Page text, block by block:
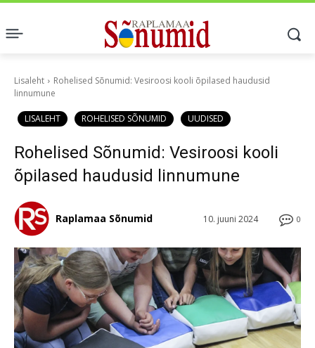
Lisaleht
Rohelised Sõnumid: Vesiroosi kooli õpilased haudusid
linnumune
LISALEHT ROHELISED SÕNUMID UUDISED
Rohelised Sõnumid: Vesiroosi kooli
õpilased haudusid linnumune
0
10. juuni 2024
Raplamaa Sõnumid